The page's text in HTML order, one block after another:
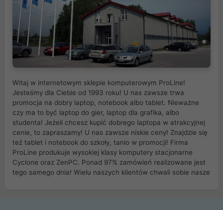
Witaj w internetowym sklepie komputerowym ProLine!
Jesteśmy dla Ciebie od 1993 roku! U nas zawsze trwa
promocja na dobry laptop, notebook albo tablet. Nieważne
czy ma to być laptop do gier, laptop dla grafika, albo
studenta! Jeżeli chcesz kupić dobrego laptopa w atrakcyjnej
cenie, to zapraszamy! U nas zawsze niskie ceny! Znajdzie się
też tablet i notebook do szkoły, tanio w promocji! Firma
ProLine produkuje wysokiej klasy komputery stacjonarne
Cyclone oraz ZenPC. Ponad 97% zamówień realizowane jest
tego samego dnia! Wielu naszych klientów chwali sobie nasze